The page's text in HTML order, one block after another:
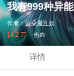
我有999种异能
作者：云朵屋互娱
14.2 万
热血
详情